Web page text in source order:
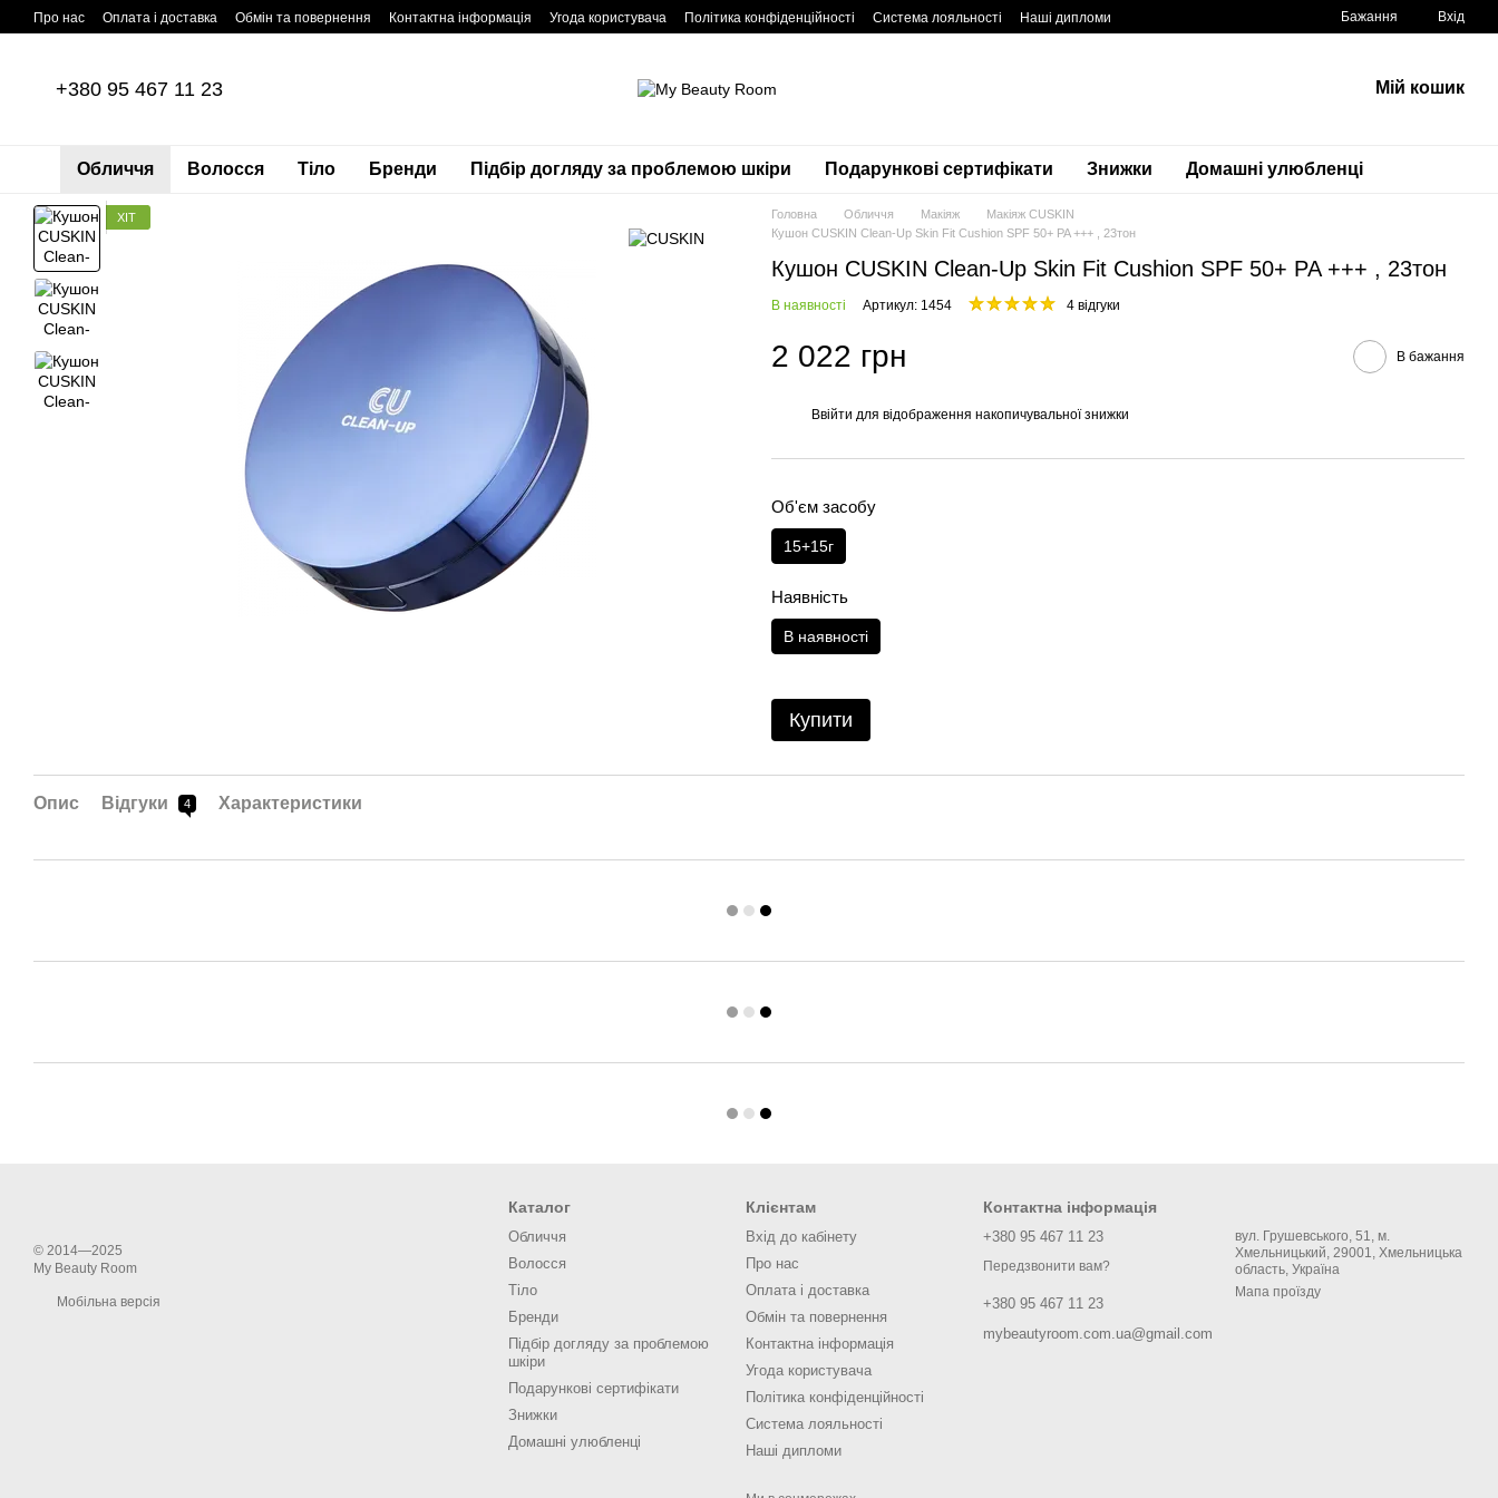
Перейти до основного контенту
Про нас Оплата і доставка Обмін та повернення Контактна інформація Угода користувача Політика конфіденційності Система лояльності Наші дипломи Бажання Вхід
+380 95 467 11 23 Мій кошик
Обличчя Волосся Тіло Бренди Підбір догляду за проблемою шкіри Подарункові сертифікати Знижки Домашні улюбленці
ХІТ Головна Обличчя Макіяж
Макіяж CUSKIN
Кушон CUSKIN Clean-Up Skin Fit Cushion SPF 50+ PA +++ , 23тон
Кушон CUSKIN Clean-Up Skin Fit Cushion SPF 50+ PA +++ , 23тон
В наявності Артикул: 1454 4 відгуки
2 022 грн В бажання
Ввійти для відображення накопичувальної знижки
Об'єм засобу
15+15г
Наявність
В наявності
Купити
Опис Відгуки 4 Характеристики
© 2014—2025
My Beauty Room
Мобільна версія
Каталог
Обличчя
Волосся
Тіло
Бренди
Підбір догляду за проблемою
шкіри
Подарункові сертифікати
Знижки
Домашні улюбленці
Клієнтам
Вхід до кабінету
Про нас
Оплата і доставка
Обмін та повернення
Контактна інформація
Угода користувача
Політика конфіденційності
Система лояльності
Наші дипломи
Контактна інформація
+380 95 467 11 23
Передзвонити вам?
+380 95 467 11 23
mybeautyroom.com.ua@gmail.com
вул. Грушевського, 51, м.
Хмельницький, 29001, Хмельницька
область, Україна
Мапа проїзду